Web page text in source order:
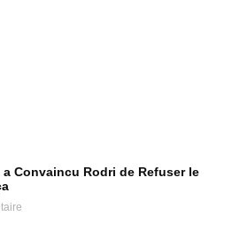
Convaincu Rodri de Refuser le